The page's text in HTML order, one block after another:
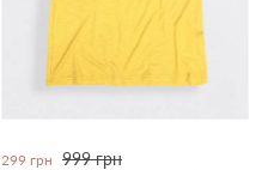
299 грн 999 грн